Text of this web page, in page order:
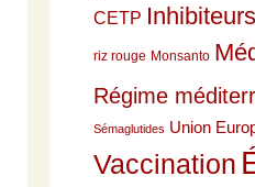
CETP
riz rouge Monsanto
Régime
Sémaglutides Union
Vaccination